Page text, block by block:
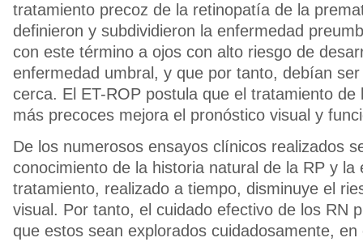
tratamiento precoz de la retinopatía de la
definieron y subdividieron la enfermedad
con este término a ojos con alto riesgo de
enfermedad umbral, y que por tanto, debían
cerca. El ET-ROP postula que el tratamiento de
más precoces mejora el pronóstico visual y
De los numerosos ensayos clínicos realizados
conocimiento de la historia natural de la RP y la
tratamiento, realizado a tiempo, disminuye el
visual. Por tanto, el cuidado efectivo de los RN
que estos sean explorados cuidadosamente, en